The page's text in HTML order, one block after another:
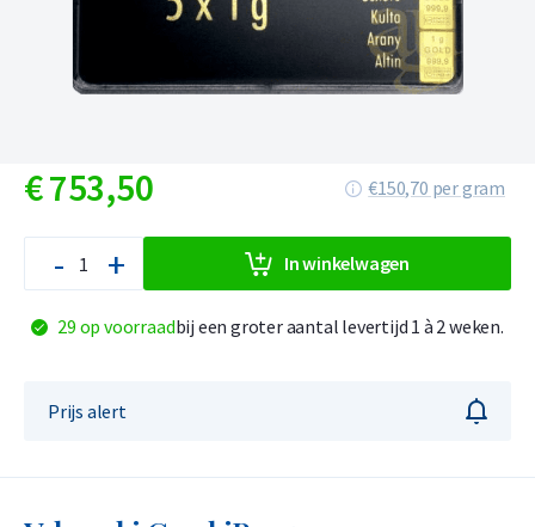
€753,50 €150,70 per gram
- + In winkelwagen
29 op voorraadbij een groter aantal levertijd 1 à 2 weken.
Prijs alert